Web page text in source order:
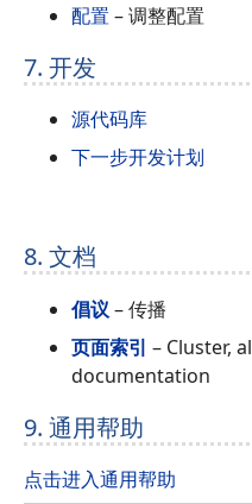
配置 – 调整配置
7. 开发
源代码库
下一步开发计划
8. 文档
倡议 – 传播
页面索引 – Cluster,
documentation
9. 通用帮助
点击进入通用帮助